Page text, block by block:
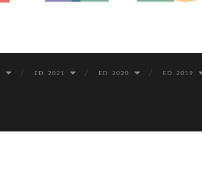
ED. 2021 ED. 2020 ED. 2019